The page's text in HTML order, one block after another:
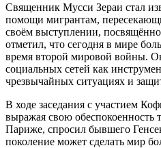
Священник Мусси Зераи стал
помощи мигрантам,
своём выступлении,
отметил, что сегодня в мире
время второй мировой войны.
социальных сетей как
чрезвычайных ситуациях и
В ходе заседания с участием
выражая свою обеспокоенность
Париже, спросил бывшего
поколение может сделать мир